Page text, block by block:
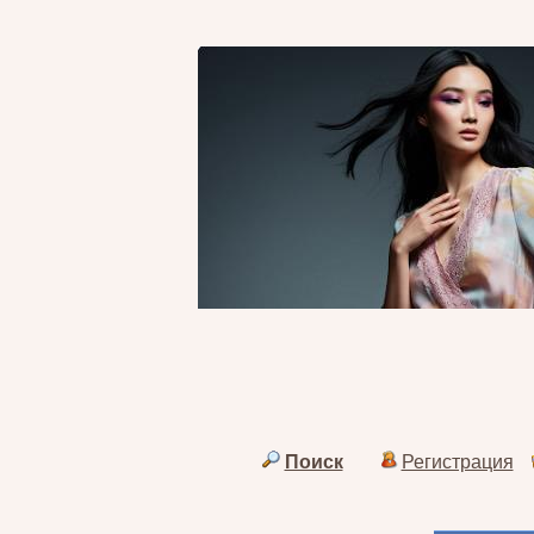
Поиск Регистрация